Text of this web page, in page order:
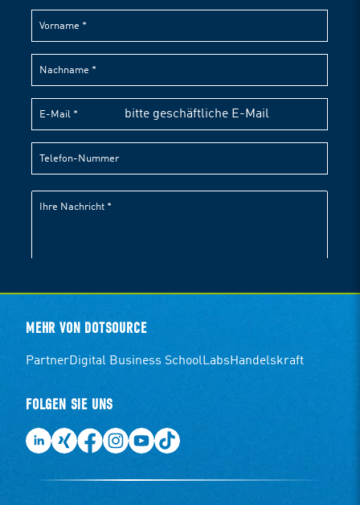
MEHR VON DOTSOURCE
PartnerDigital Business SchoolLabsHandelskraft
FOLGEN SIE UNS